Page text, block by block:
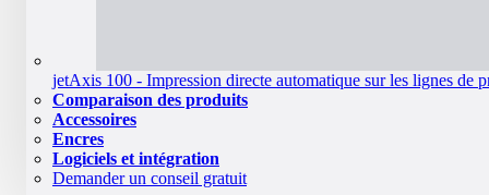
jetAxis 100 - Impression directe automatique sur les lignes de
Comparaison des produits
Accessoires
Encres
Logiciels et intégration
Demander un conseil gratuit